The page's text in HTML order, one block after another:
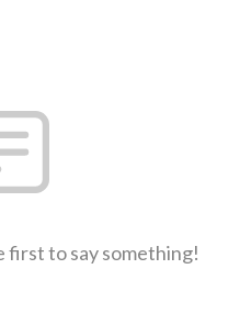
first to say something!